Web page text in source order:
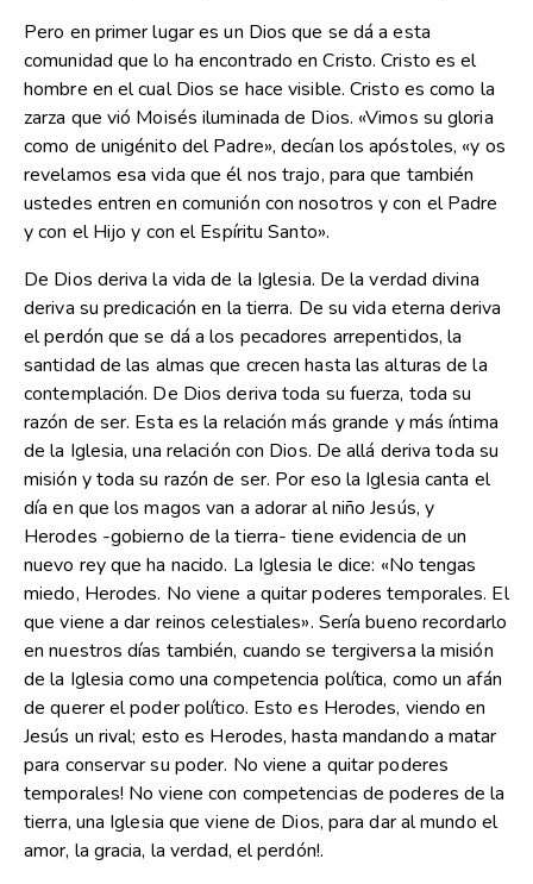
Pero en primer lugar es un Dios que se dá a esta
comunidad que lo ha encontrado en Cristo. Cristo es el
hombre en el cual Dios se hace visible. Cristo es como la
zarza que vió Moisés iluminada de Dios. «Vimos su gloria
como de unigénito del Padre», decían los apóstoles, «y os
revelamos esa vida que él nos trajo, para que también
ustedes entren en comunión con nosotros y con el Padre
y con el Hijo y con el Espíritu Santo».
De Dios deriva la vida de la Iglesia. De la verdad divina
deriva su predicación en la tierra. De su vida eterna deriva
el perdón que se dá a los pecadores arrepentidos, la
santidad de las almas que crecen hasta las alturas de la
contemplación. De Dios deriva toda su fuerza, toda su
razón de ser. Esta es la relación más grande y más íntima
de la Iglesia, una relación con Dios. De allá deriva toda su
misión y toda su razón de ser. Por eso la Iglesia canta el
día en que los magos van a adorar al niño Jesús, y
Herodes -gobierno de la tierra- tiene evidencia de un
nuevo rey que ha nacido. La Iglesia le dice: «No tengas
miedo, Herodes. No viene a quitar poderes temporales. El
que viene a dar reinos celestiales». Sería bueno recordarlo
en nuestros días también, cuando se tergiversa la misión
de la Iglesia como una competencia política, como un afán
de querer el poder político. Esto es Herodes, viendo en
Jesús un rival; esto es Herodes, hasta mandando a matar
para conservar su poder. No viene a quitar poderes
temporales! No viene con competencias de poderes de la
tierra, una Iglesia que viene de Dios, para dar al mundo el
amor, la gracia, la verdad, el perdón!.